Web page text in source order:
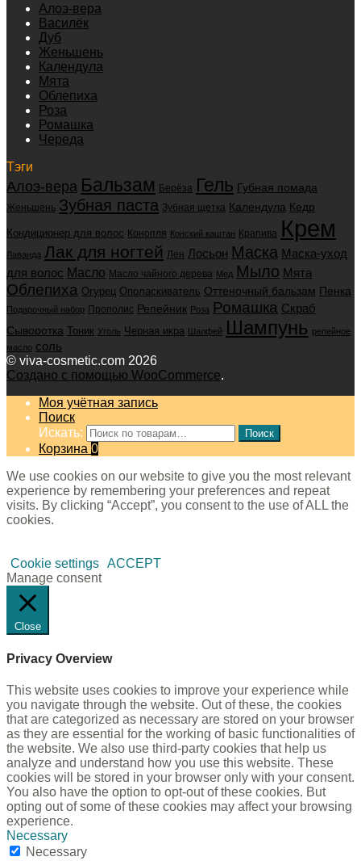
Алоэ-вера
Василёк
Дуб
Женьшень
Календула
Мята
Облепиха
Роза
Ромашка
Череда
Тэги
Алоэ-вера Бальзам Берёза Гель Губная помада
Женьшень Зубная паста Зубная щетка Календула Кедр
Кондиционер для волос Конопля Конский каштан Крапива Крем
Лаванда Лак для ногтей Лен Лосьон Маска Маска-уход
для волос Масло Масло чайного дерева Мед Мыло Мята
Облепиха Огурец Ополаскиватель Оттеночный бальзам Пенка
Подарочный набор Прополис Репейник Роза Ромашка Скраб
Сыворотка Тоник Уголь Черная икра Шалфей Шампунь репейное
масло соль
© viva-cosmetic.com 2026
Создано с помощью WooCommerce.
Моя учётная запись
Поиск
Искать:
Поиск
Корзина 0
We use cookies on our website to give you the most relevant
experience by remembering your preferences and repeat
visits. By clicking “Accept”, you consent to the use of ALL the
cookies.
Cookie settings ACCEPT
Manage consent
Close
Privacy Overview
This website uses cookies to improve your experience while
you navigate through the website. Out of these, the cookies
that are categorized as necessary are stored on your browser
as they are essential for the working of basic functionalities of
the website. We also use third-party cookies that help us
analyze and understand how you use this website. These
cookies will be stored in your browser only with your consent.
You also have the option to opt-out of these cookies. But
opting out of some of these cookies may affect your browsing
experience.
Necessary
Necessary